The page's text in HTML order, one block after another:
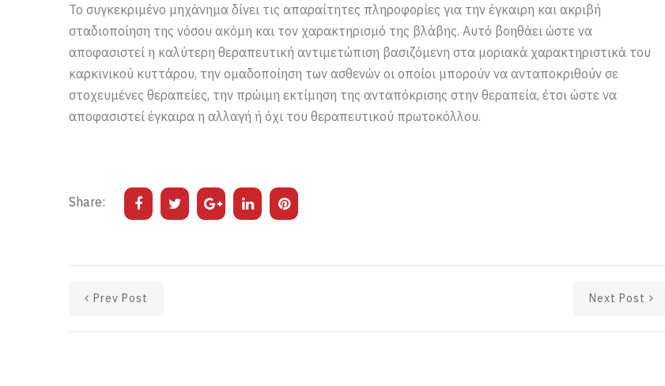
Το συγκεκριμένο μηχάνημα δίνει τις απαραίτητες πληροφορίες για την έγκαιρη και ακριβή
σταδιοποίηση της νόσου ακόμη και τον χαρακτηρισμό της βλάβης. Αυτό βοηθάει ώστε να
αποφασιστεί η καλύτερη θεραπευτική αντιμετώπιση βασιζόμενη στα μοριακά χαρακτηριστικά του
καρκινικού κυττάρου, την ομαδοποίηση των ασθενών οι οποίοι μπορούν να ανταποκριθούν σε
στοχευμένες θεραπείες, την πρώιμη εκτίμηση της ανταπόκρισης στην θεραπεία, έτσι ώστε να
αποφασιστεί έγκαιρα η αλλαγή ή όχι του θεραπευτικού πρωτοκόλλου.
Share:
Prev Post Next Post